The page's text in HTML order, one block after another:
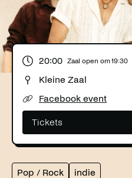
20:00 Zaal open om19:30
Kleine Zaal
Facebook event
Tickets
Pop / Rock indie